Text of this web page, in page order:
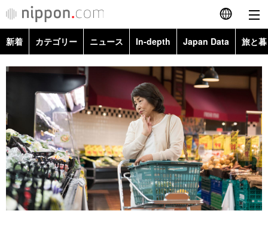
English
简体字
繁體字
Français
Español
العربية
カテゴリー
政治・外交
経済・ビジネス
ニュース
トップ
In-depth
新着 カテゴリー ニュース In-depth Japan Data 旅と
政治・外交
経済・ビジネス
国際・海外
社会
文化
Topics
Images
People
東京
お知らせ